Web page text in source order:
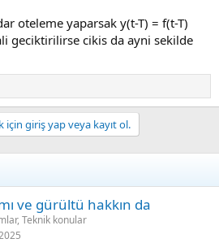
oteleme yaparsak y(t-T) = f(t-T)
geciktirilirse cikis da ayni sekilde
için giriş yap veya kayıt ol.
ve gürültü hakkın da
Teknik konular